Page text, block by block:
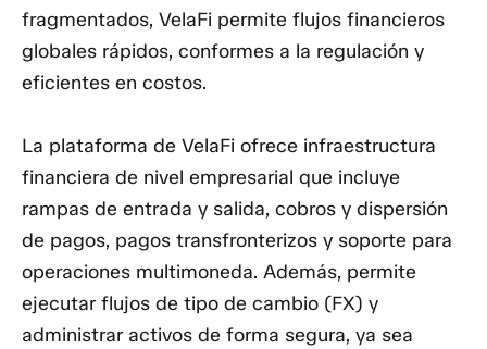
fragmentados, VelaFi permite flujos financieros
globales rápidos, conformes a la regulación y
eficientes en costos.
La plataforma de VelaFi ofrece infraestructura
financiera de nivel empresarial que incluye
rampas de entrada y salida, cobros y dispersión
de pagos, pagos transfronterizos y soporte para
operaciones multimoneda. Además, permite
ejecutar flujos de tipo de cambio (FX) y
administrar activos de forma segura, ya sea